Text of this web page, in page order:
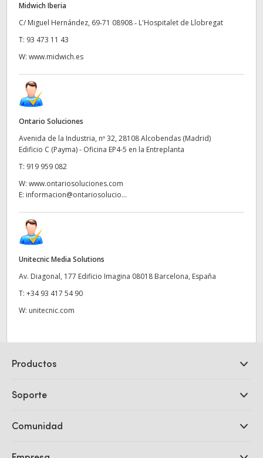
Midwich Iberia
C/ Miguel Hernández, 69‑71 08908 ‑ L'Hospitalet de Llobregat
T: 93 473 11 43
W: www.midwich.es
Ontario Soluciones
Avenida de la Industria, nº 32, 28108 Alcobendas (Madrid)
Edificio C (Payma) - Oficina EP4-5 en la Entreplanta
T: 919 959 082
W: www.ontariosoluciones.com
E: informacion@ontariosolucio...
Unitecnic Media Solutions
Av. Diagonal, 177 Edificio Imagina 08018 Barcelona, España
T: +34 93 417 54 90
W: unitecnic.com
Productos
DaVinci Resolve y Fusion
Ultimatte
Captura y reproducción
Soporte
Centro de soporte técnico
Comunidad